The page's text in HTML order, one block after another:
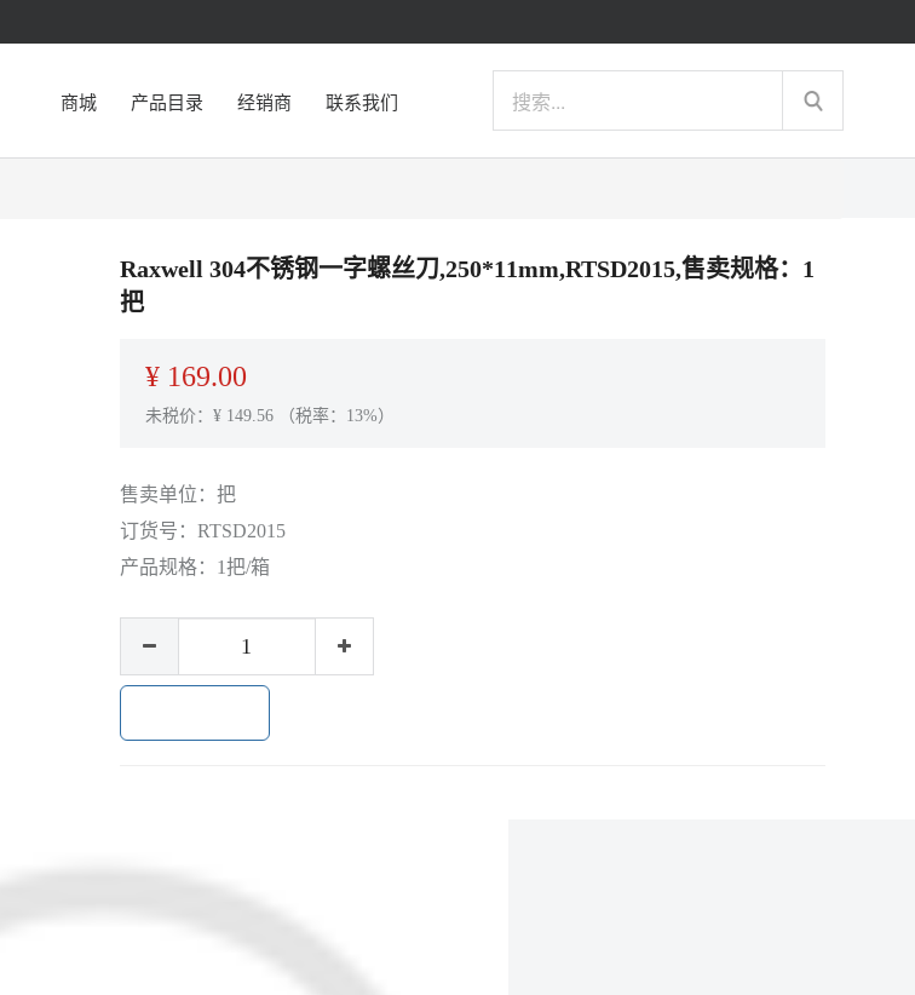
商城 产品目录 经销商 联系我们
Raxwell 304不锈钢一字螺丝刀,250*11mm,RTSD2015,售卖规格：1
把
¥ 169.00
未税价：¥ 149.56（税率：13%）
售卖单位： 把
订货号： RTSD2015
产品规格： 1把/箱